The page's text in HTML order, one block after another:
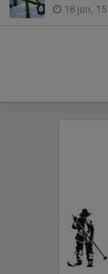
18 jun,